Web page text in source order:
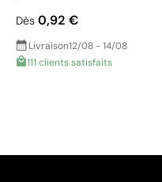
Dès 0,92 €
Livraison12/08 - 14/08
111 clients satisfaits